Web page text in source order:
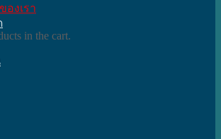
in the cart.
องเรา